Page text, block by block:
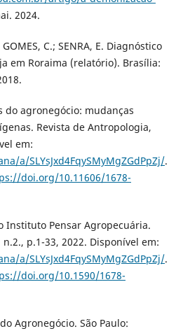
2024.
GOMES, C.; SENRA, E. Diagnóstico
em Roraima (relatório). Brasília:
do agronegócio: mudanças
Revista de Antropologia,
em:
a/SLYsJxd4FqySMyMgZGdPpZj/.
doi.org/10.11606/1678-
Instituto Pensar Agropecuária.
p.1-33, 2022. Disponível em:
a/SLYsJxd4FqySMyMgZGdPpZj/.
doi.org/10.1590/1678-
do Agronegócio. São Paulo: